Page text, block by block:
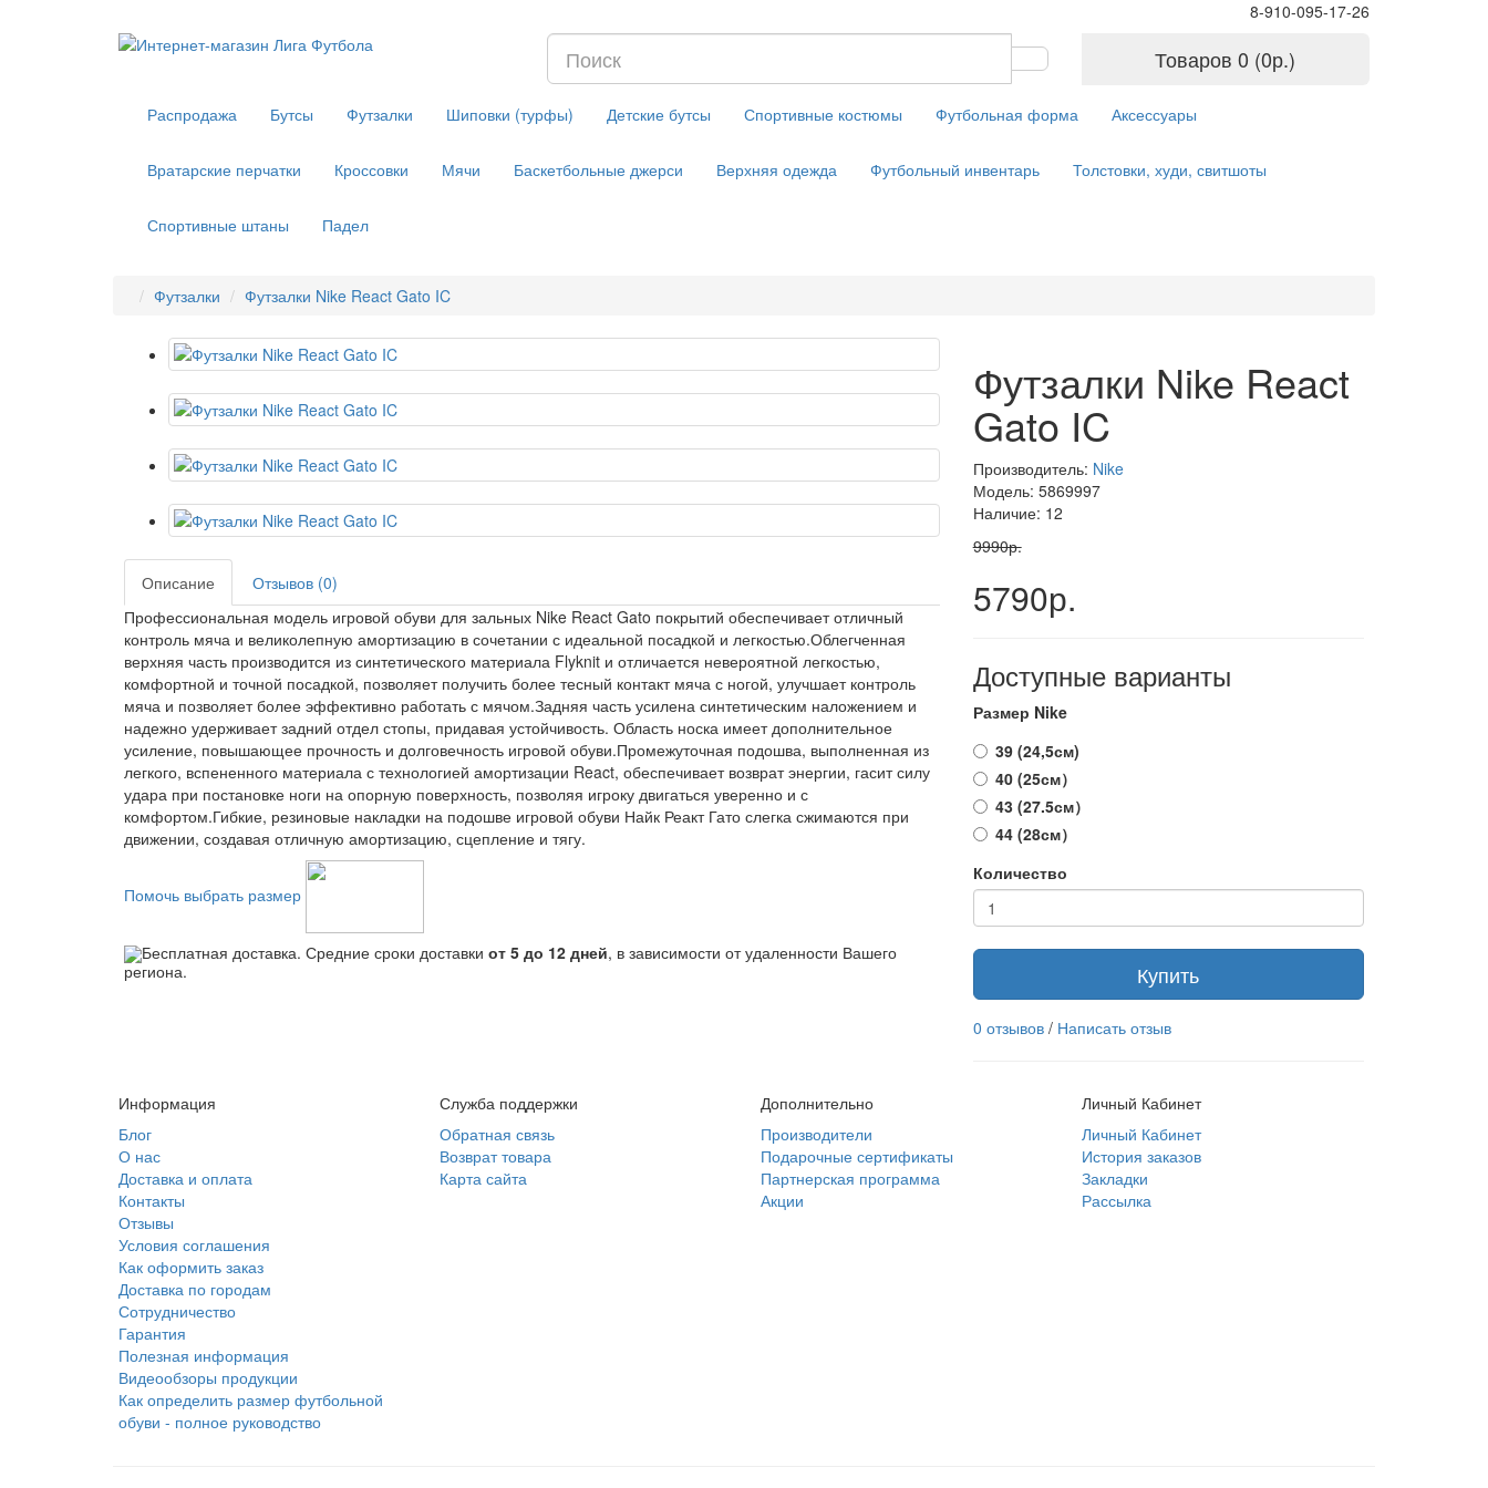
8-910-095-17-26
Товаров 0 (0р.)
Распродажа Бутсы Футзалки Шиповки (турфы) Детские бутсы Спортивные костюмы Футбольная форма Аксессуары
Вратарские перчатки Кроссовки Мячи Баскетбольные джерси Верхняя одежда Футбольный инвентарь Толстовки, худи, свитшоты
Спортивные штаны Падел
Футзалки Футзалки Nike React Gato IC
Описание
Отзывов (0)
Профессиональная модель игровой обуви для зальных Nike React Gato покрытий обеспечивает отличный
контроль мяча и великолепную амортизацию в сочетании с идеальной посадкой и легкостью.Облегченная
верхняя часть производится из синтетического материала Flyknit и отличается невероятной легкостью,
комфортной и точной посадкой, позволяет получить более тесный контакт мяча с ногой, улучшает контроль
мяча и позволяет более эффективно работать с мячом.Задняя часть усилена синтетическим наложением и
надежно удерживает задний отдел стопы, придавая устойчивость. Область носка имеет дополнительное
усиление, повышающее прочность и долговечность игровой обуви.Промежуточная подошва, выполненная из
легкого, вспененного материала с технологией амортизации React, обеспечивает возврат энергии, гасит силу
удара при постановке ноги на опорную поверхность, позволяя игроку двигаться уверенно и с
комфортом.Гибкие, резиновые накладки на подошве игровой обуви Найк Реакт Гато слегка сжимаются при
движении, создавая отличную амортизацию, сцепление и тягу.
Помочь выбрать размер
Бесплатная доставка. Средние сроки доставки от 5 до 12 дней, в зависимости от удаленности Вашего
региона.
Футзалки Nike React
Gato IC
Производитель: Nike
Модель: 5869997
Наличие: 12
9990р.
5790р.
Доступные варианты
Размер Nike
39 (24,5см)
40 (25см）
43 (27.5см）
44 (28см）
Количество
Купить
0 отзывов/ Написать отзыв
Информация
Блог
О нас
Доставка и оплата
Контакты
Отзывы
Условия соглашения
Как оформить заказ
Доставка по городам
Сотрудничество
Гарантия
Полезная информация
Видеообзоры продукции
Как определить размер футбольной
обуви - полное руководство
Служба поддержки
Обратная связь
Возврат товара
Карта сайта
Дополнительно
Производители
Подарочные сертификаты
Партнерская программа
Акции
Личный Кабинет
Личный Кабинет
История заказов
Закладки
Рассылка